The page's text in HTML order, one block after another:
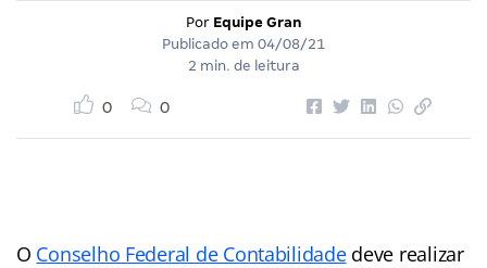
Por Equipe Gran
Publicado em 04/08/21
2 min. de leitura
0 0
O Conselho Federal de Contabilidadedeve realizar